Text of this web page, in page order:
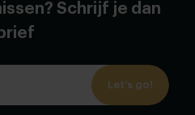
Schrijf je dan
Let's go!